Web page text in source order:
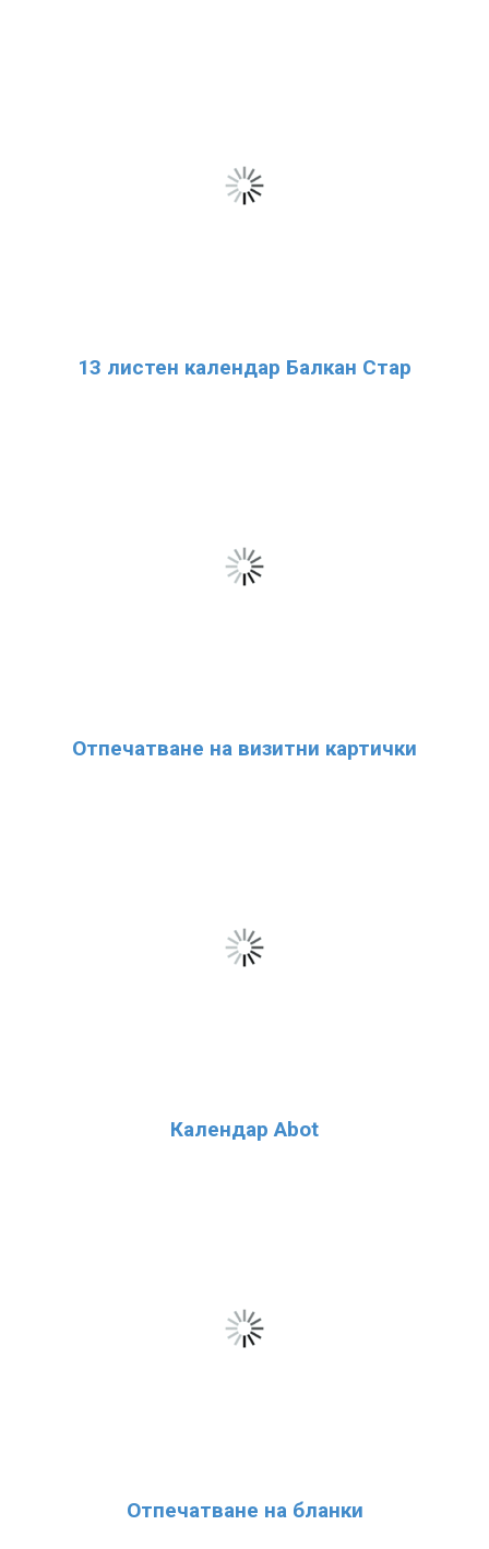
13 листен календар Балкан Стар
Отпечатване на визитни картички
Календар Abot
Отпечатване на бланки